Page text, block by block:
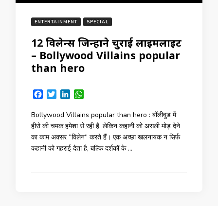
ENTERTAINMENT SPECIAL
12 विलेन्स जिन्होंने चुराई लाइमलाइट
– Bollywood Villains popular
than hero
Facebook
TwitterLinkedIn
Bollywood Villains popular than hero : बॉलीवुड में
हीरो की चमक हमेशा से रही है, लेकिन कहानी को असली मोड़ देने
का काम अक्सर “विलेन” करते हैं। एक अच्छा खलनायक न सिर्फ
कहानी को गहराई देता है, बल्कि दर्शकों के …